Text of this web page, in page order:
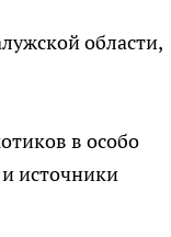
области,
в особо
источники